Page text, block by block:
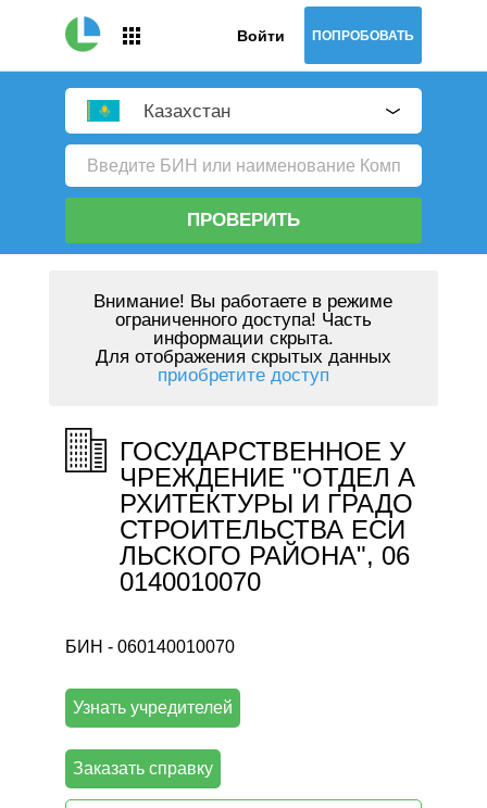
Войти ПОПРОБОВАТЬ
Казахстан
ПРОВЕРИТЬ
Внимание! Вы работаете в режиме
ограниченного доступа! Часть
информации скрыта.
Для отображения скрытых данных
приобретите доступ
ГОСУДАРСТВЕННОЕ У
ЧРЕЖДЕНИЕ "ОТДЕЛ А
РХИТЕКТУРЫ И ГРАДО
СТРОИТЕЛЬСТВА ЕСИ
ЛЬСКОГО РАЙОНА", 06
0140010070
БИН - 060140010070
Узнать учредителей
Заказать справку